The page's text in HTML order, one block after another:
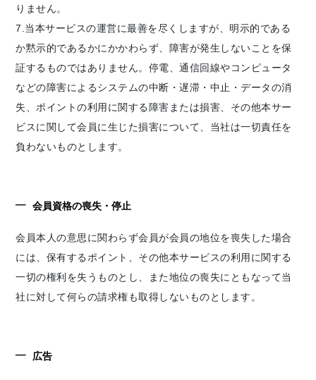
りません。
7.当本サービスの運営に最善を尽くしますが、明示的である
か黙示的であるかにかかわらず、障害が発生しないことを保
証するものではありません。停電、通信回線やコンピュータ
などの障害によるシステムの中断・遅滞・中止・データの消
失、ポイントの利用に関する障害または損害、その他本サー
ビスに関して会員に生じた損害について、当社は一切責任を
負わないものとします。
会員資格の喪失・停止
会員本人の意思に関わらず会員が会員の地位を喪失した場合
には、保有するポイント、その他本サービスの利用に関する
一切の権利を失うものとし、また地位の喪失にともなって当
社に対して何らの請求権も取得しないものとします。
広告